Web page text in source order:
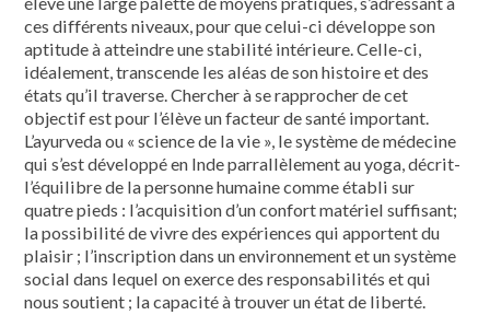
ces différents niveaux, pour que celui-ci développe son
aptitude à atteindre une stabilité intérieure. Celle-ci,
idéalement, transcende les aléas de son histoire et des
états qu’il traverse. Chercher à se rapprocher de cet
objectif est pour l’élève un facteur de santé important.
L’ayurveda ou « science de la vie », le système de médecine
qui s’est développé en Inde parrallèlement au yoga, décrit­
l’équilibre de la personne humaine comme établi sur
quatre pieds : l’acquisition d’un confort matériel suffisant;
la possibilité de vivre des expériences qui apportent du
plaisir ; l’inscription dans un environnement et un système
social dans lequel on exerce des responsabili­tés et qui
nous soutient ; la capacité à trouver un état de liberté.